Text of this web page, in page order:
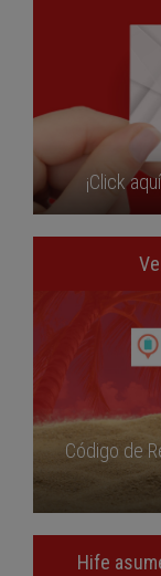
¡Click
Código de
Hife